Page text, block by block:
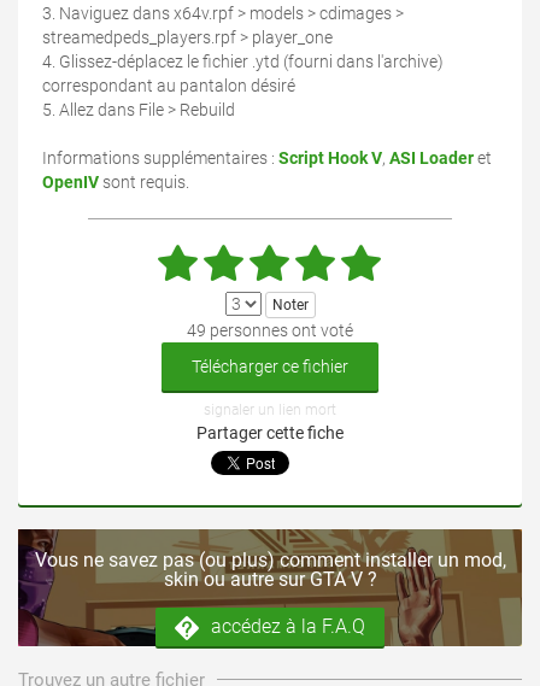
3. Naviguez dans x64v.rpf > models > cdimages >
streamedpeds_players.rpf > player_one
4. Glissez-déplacez le fichier .ytd (fourni dans l'archive)
correspondant au pantalon désiré
5. Allez dans File > Rebuild
Informations supplémentaires : Script Hook V, ASI Loaderet
OpenIV sont requis.
49 personnes ont voté
Télécharger ce fichier
signaler un lien mort
Partager cette fiche
Vous ne savez pas (ou plus) comment installer un mod,
skin ou autre sur GTA V ?
accédez à la F.A.Q
Trouvez un autre fichier